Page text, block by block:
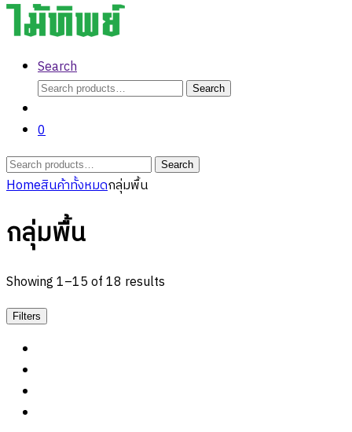
Search
Search
Search
0
Search
for:
Search
Homeสินค้าทั้งหมดกลุ่มพื้น
กลุ่มพื้น
Showing 1–15 of 18 results
Filters